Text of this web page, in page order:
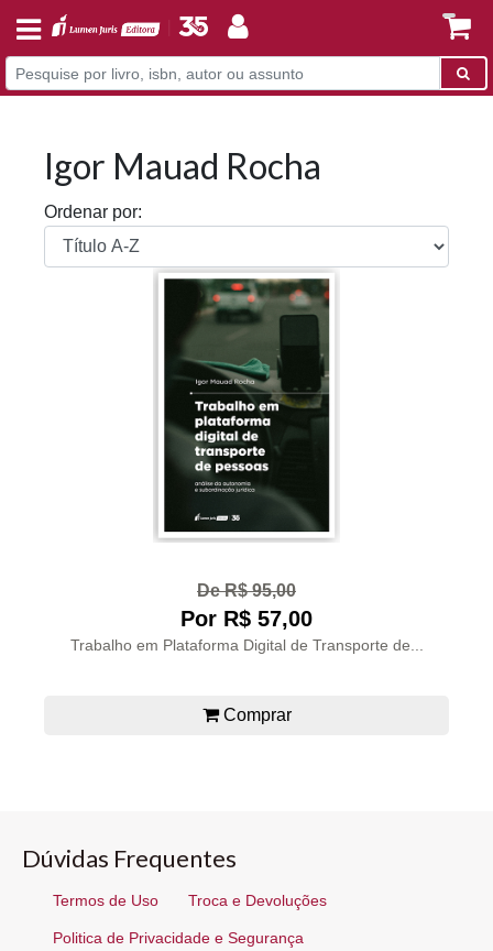
Igor Mauad Rocha
Ordenar por:
De R$ 95,00
Por R$ 57,00
Trabalho em Plataforma Digital de Transporte de...
Comprar
Dúvidas Frequentes
Termos de Uso Troca e Devoluções
Politica de Privacidade e Segurança